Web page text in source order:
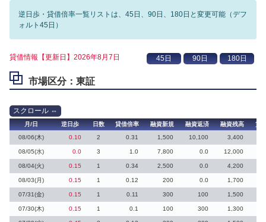
逆日歩・貸借倍率一覧リストは、45日、90日、180日と変更可能（デフ
ォルト45日）
貸借情報【更新日】2026年8月7日
市場区分：東証
月/日 逆日歩 日数 貸借倍率 融資新規 融資返済 融資残高
貸
08/06(木)
0.10 2 0.31 1,500 10,100 3,400
08/05(水) 0.0 3 1.0 7,800 0.0 12,000
08/04(火) 0.15 1 0.34 2,500 0.0 4,200
08/03(月) 0.15 1 0.12 200 0.0 1,700
07/31(金) 0.15 1 0.11 300 100 1,500
07/30(木) 0.15 1 0.1 100 300 1,300